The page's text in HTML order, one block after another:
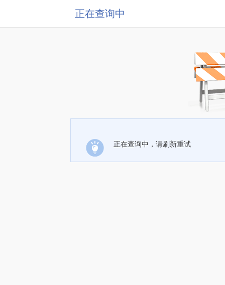
正在查询中
正在查询中，请刷新重试